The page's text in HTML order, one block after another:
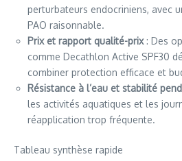
perturbateurs endocriniens, avec
PAO raisonnable.
Prix et rapport qualité-prix: Des
comme Decathlon Active SPF30
combiner protection efficace et
Résistance à l’eau et stabilité
les activités aquatiques et les
réapplication trop fréquente.
Tableau synthèse rapide